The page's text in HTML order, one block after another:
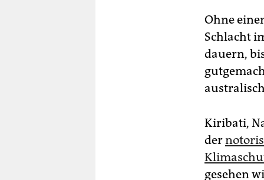
Ohne
Schlacht
dauern,
Kiribati,
der
gesehen